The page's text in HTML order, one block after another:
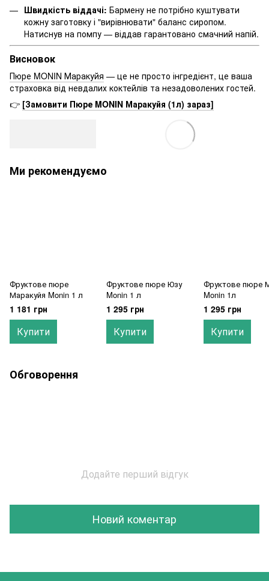
Швидкість віддачі: Бармену не потрібно куштувати
кожну заготовку і "вирівнювати" баланс сиропом.
Натиснув на помпу — віддав гарантовано смачний напій.
Висновок
Пюре MONIN Маракуйя — це не просто інгредієнт, це ваша
страховка від невдалих коктейлів та незадоволених гостей.
👉 [Замовити Пюре MONIN Маракуйя (1л) зараз]
Ми рекомендуємо
Фруктове пюре
Маракуйя Monin 1 л
1 181 грн
Купити
Фруктове пюре Юзу
Monin 1 л
1 295 грн
Купити
Фруктове пюре
Monin 1л
1 295 грн
Купити
Обговорення
Додайте перший відгук
Новий коментар